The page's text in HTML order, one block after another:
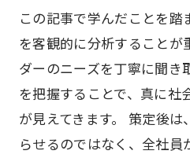
この記事で学んだことを
を客観的に分析することが
ダーのニーズを丁寧に聞き
を把握することで、真に社
が見えてきます。 策定後
らせるのではなく、全社員